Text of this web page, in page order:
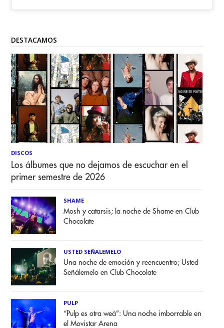
DESTACAMOS
DISCOS
Los álbumes que no dejamos de escuchar en el
primer semestre de 2026
SHAME
Mosh y catarsis; la noche de Shame en Club
Chocolate
USTED SEÑALEMELO
Una noche de emoción y reencuentro; Usted
Señálemelo en Club Chocolate
PULP
“Pulp es otra weá”: Una noche imborrable en
el Movistar Arena